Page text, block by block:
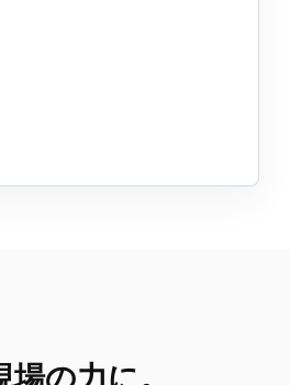
の力に。